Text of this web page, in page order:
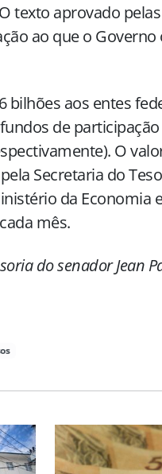
texto aprovado
ao que o
bilhões aos entes
de
O
Secretaria do
da Economia
mês.
do senador Jean